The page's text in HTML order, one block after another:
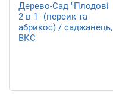
Дерево-Сад "Плодові
2 в 1" (персик та
абрикос) / саджанець,
ВКС